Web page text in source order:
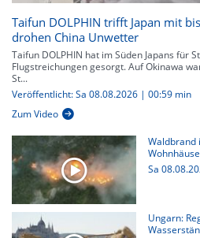
Taifun DOLPHIN trifft Japan mit
drohen China Unwetter
Taifun DOLPHIN hat im Süden Japans für
Flugstreichungen gesorgt. Auf Okinawa
St...
Veröffentlicht: Sa 08.08.2026 | 00:59 min
Zum Video
Waldbrand
Sa
Ungarn: